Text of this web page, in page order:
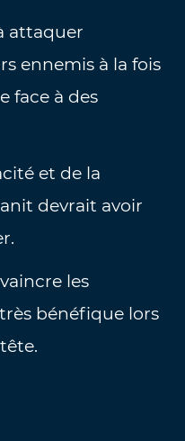
attaquer
ennemis à la fois
face à des
et de la
devrait avoir
les
bénéfique lors